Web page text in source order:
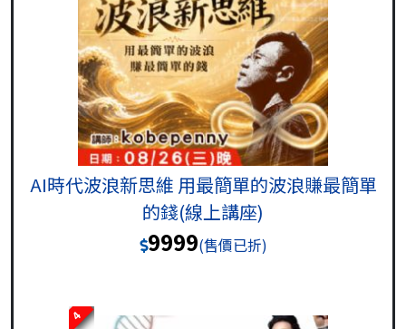
AI時代波浪新思維 用最簡單的波浪賺最簡單
的錢(線上講座)
9999(售價已折)
4